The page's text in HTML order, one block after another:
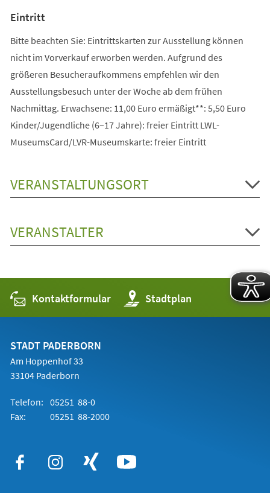
Eintritt
Bitte beachten Sie: Eintrittskarten zur Ausstellung können
nicht im Vorverkauf erworben werden. Aufgrund des
größeren Besucheraufkommens empfehlen wir den
Ausstellungsbesuch unter der Woche ab dem frühen
Nachmittag. Erwachsene: 11,00 Euro ermäßigt**: 5,50 Euro
Kinder/Jugendliche (6–17 Jahre): freier Eintritt LWL-
MuseumsCard/LVR-Museumskarte: freier Eintritt
VERANSTALTUNGSORT
VERANSTALTER
Kontaktformular Stadtplan
(Öffnet
in
einem
STADT PADERBORN
Am Hoppenhof 33
33104 Paderborn
Telefon: 05251 88-0
Fax:
05251 88-2000